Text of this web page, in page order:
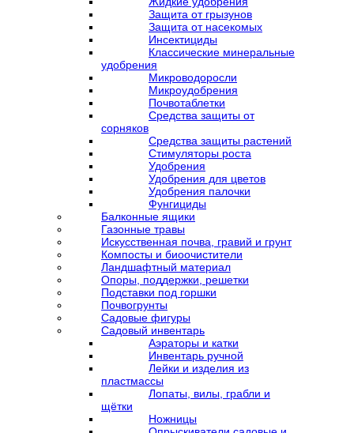
Защита от грызунов
Защита от насекомых
Инсектициды
Классические минеральные
удобрения
Микроводоросли
Микроудобрения
Почвотаблетки
Средства защиты от
сорняков
Средства защиты растений
Стимуляторы роста
Удобрения
Удобрения для цветов
Удобрения палочки
Фунгициды
Балконные ящики
Газонные травы
Искусственная почва, гравий и грунт
Компосты и биоочистители
Ландшафтный материал
Опоры, поддержки, решетки
Подставки под горшки
Почвогрунты
Садовые фигуры
Садовый инвентарь
Аэраторы и катки
Инвентарь ручной
Лейки и изделия из
пластмассы
Лопаты, вилы, грабли и
щётки
Ножницы